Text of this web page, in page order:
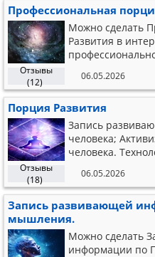
Профессиональная
Можно сделать
Развития в
Целительство
финансы 6)
(механизмы)
развития - это
компьютеры
Отзывы
(12)
06.05.2026
Порция Развития
Запись
человека;
человека.
могут
и выдать ему
информации,
недели. Это
информации и
получить в
медитаций и
Отзывы
(18)
06.05.2026
Запись развивающей
мышления.
Можно сделать
информации по